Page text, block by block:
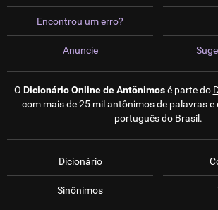
Encontrou um erro?
Anuncie
O Dicionário Online de Antônimosé parte do
com mais de 25 mil antônimos de palavras e
português do Brasil.
Dicionário
Sinônimos